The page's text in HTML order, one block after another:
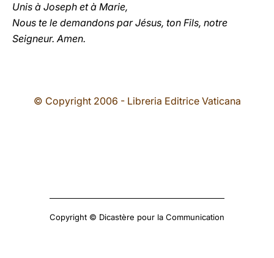
Unis à Joseph et à Marie,
Nous te le demandons par Jésus, ton Fils, notre
Seigneur. Amen.
© Copyright 2006 - Libreria Editrice Vaticana
Copyright © Dicastère pour la Communication